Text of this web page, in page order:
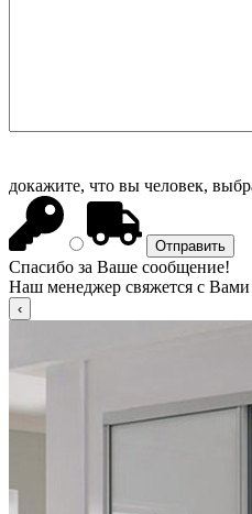
докажите, что вы человек,
Спасибо за Ваше сообщение!
Наш менеджер свяжется с